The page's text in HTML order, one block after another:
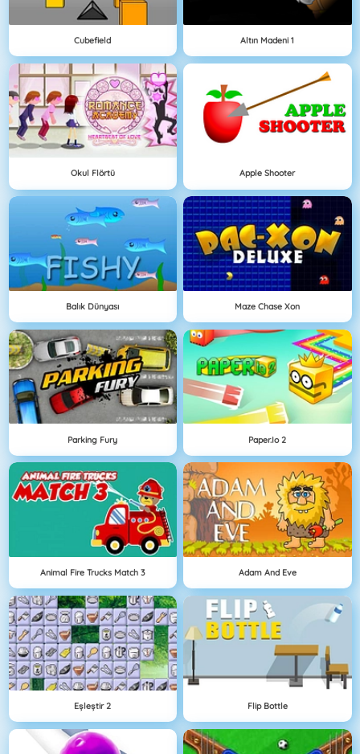
Cubefield Altın Madeni 1
Okul Flörtü Apple Shooter
Balık Dünyası Maze Chase Xon
Parking Fury Paper.io 2
Animal Fire Trucks Match 3 Adam And Eve
Eşleştir 2 Flip Bottle